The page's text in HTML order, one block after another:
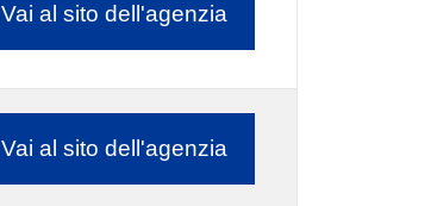
Vai al sito dell'agenzia
Vai al sito dell'agenzia